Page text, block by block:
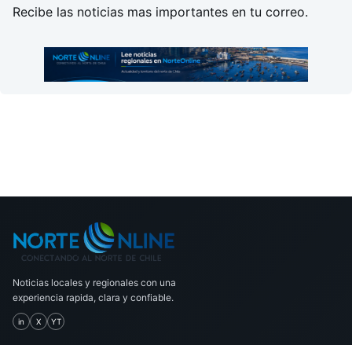
Recibe las noticias mas importantes en tu correo.
Noticias locales y regionales con una
experiencia rapida, clara y confiable.
in X YT